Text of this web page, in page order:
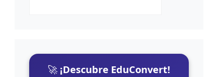
🚀 ¡Descubre EduConvert!